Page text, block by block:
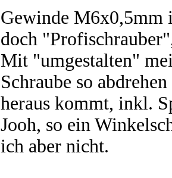
Gewinde M6x0,5mm
doch
Mit "umgestalten"
Schraube so
heraus kommt, inkl.
Jooh, so ein
ich aber nicht.